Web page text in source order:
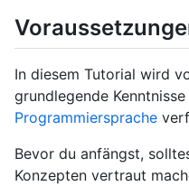
In diesem Tutorial wird
grundlegende
Programmiersprache
Bevor du anfängst,
Konzepten vertraut